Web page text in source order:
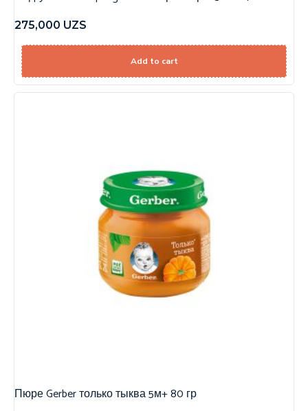
275,000 UZS
Add to cart
Пюре Gerber только тыква 5м+ 80 гр